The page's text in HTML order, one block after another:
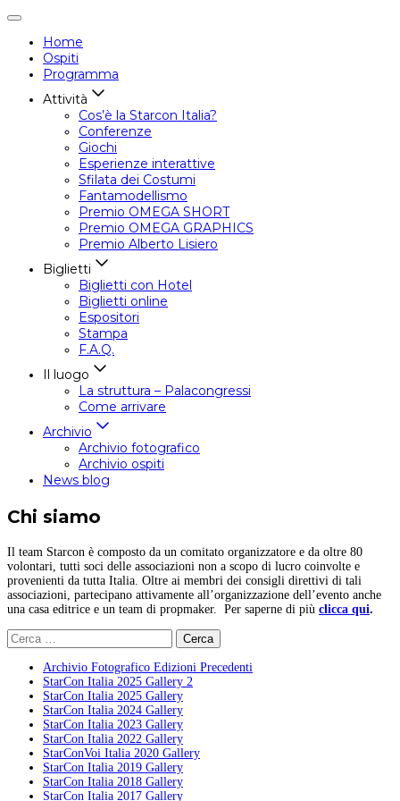
Attiva/disattiva
navigazione
Home
Ospiti
Programma
Attività
Cos’è la Starcon Italia?
Conferenze
Giochi
Esperienze interattive
Sfilata dei Costumi
Fantamodellismo
Premio OMEGA SHORT
Premio OMEGA GRAPHICS
Premio Alberto Lisiero
Biglietti
Biglietti con Hotel
Biglietti online
Espositori
Stampa
F.A.Q.
Il luogo
La struttura – Palacongressi
Come arrivare
Archivio
Archivio fotografico
Archivio ospiti
News blog
Chi siamo
Il team Starcon è composto da un comitato organizzatore e da oltre 80
volontari, tutti soci delle associazioni non a scopo di lucro coinvolte e
provenienti da tutta Italia. Oltre ai membri dei consigli direttivi di tali
associazioni, partecipano attivamente all’organizzazione dell’evento anche
una casa editrice e un team di propmaker. Per saperne di più clicca qui.
Ricerca
per:
Archivio Fotografico Edizioni Precedenti
StarCon Italia 2025 Gallery 2
StarCon Italia 2025 Gallery
StarCon Italia 2024 Gallery
StarCon Italia 2023 Gallery
StarCon Italia 2022 Gallery
StarConVoi Italia 2020 Gallery
StarCon Italia 2019 Gallery
StarCon Italia 2018 Gallery
StarCon Italia 2017 Gallery